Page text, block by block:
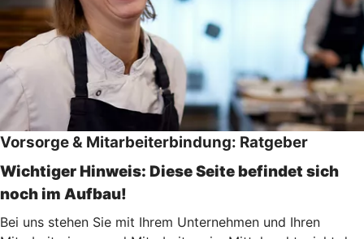
Vorsorge & Mitarbeiterbindung: Ratgeber
Wichtiger Hinweis: Diese Seite befindet sich
noch im Aufbau!
Bei uns stehen Sie mit Ihrem Unternehmen und Ihren